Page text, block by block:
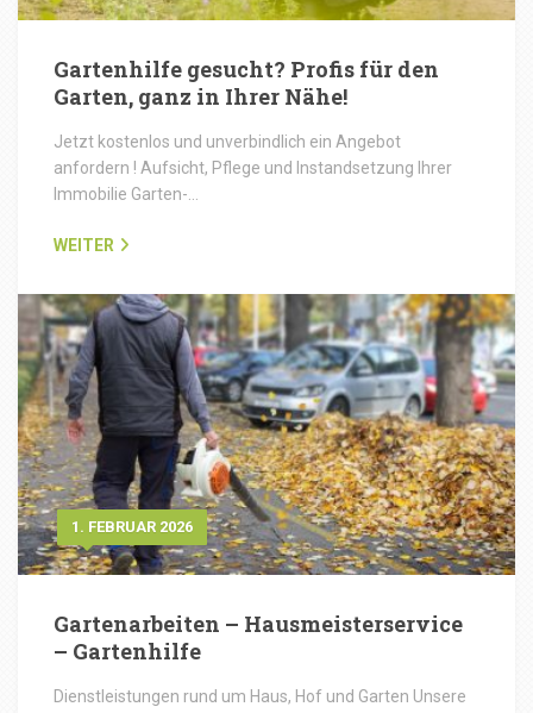
Gartenhilfe gesucht? Profis für den
Garten, ganz in Ihrer Nähe!
Jetzt kostenlos und unverbindlich ein Angebot
anfordern ! Aufsicht, Pflege und Instandsetzung Ihrer
Immobilie Garten-…
WEITER
1. FEBRUAR 2026
Gartenarbeiten – Hausmeisterservice
– Gartenhilfe
Dienstleistungen rund um Haus, Hof und Garten Unsere